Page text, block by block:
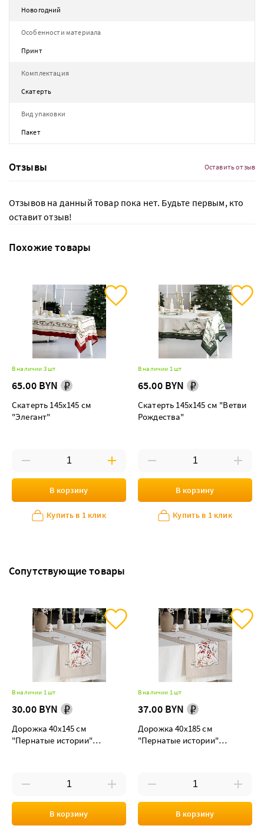
Новогодний
Особенности материала
Принт
Комплектация
Скатерть
Вид упаковки
Пакет
Отзывы Оставить отзыв
Отзывов на данный товар пока нет. Будьте первым, кто
оставит отзыв!
Похожие товары
В наличии 3 шт
65.00 BYN
Скатерть 145х145 см
"Элегант"
В корзину
Купить в 1 клик
В наличии 1 шт
65.00 BYN
Скатерть 145х145 см "Ветви
Рождества"
В корзину
Купить в 1 клик
Сопутствующие товары
В наличии 1 шт
30.00 BYN
Дорожка 40х145 см
"Пернатые истории"
В корзину
В наличии 1 шт
37.00 BYN
Дорожка 40х185 см
"Пернатые истории"
В корзину